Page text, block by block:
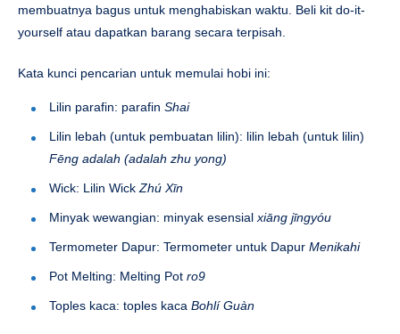
membuatnya bagus untuk menghabiskan waktu. Beli kit do-it-
yourself atau dapatkan barang secara terpisah.
Kata kunci pencarian untuk memulai hobi ini:
Lilin parafin: parafin Shai
Lilin lebah (untuk pembuatan lilin): lilin lebah (untuk lilin)
Fēng adalah (adalah zhu yong)
Wick: Lilin Wick Zhú Xīn
Minyak wewangian: minyak esensial xiāng jīngyóu
Termometer Dapur: Termometer untuk Dapur Menikahi
Pot Melting: Melting Pot ro9
Toples kaca: toples kaca Bohlí Guàn